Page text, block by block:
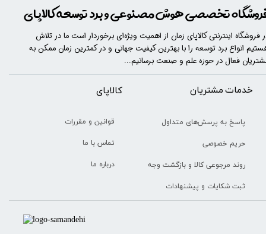
خدمات مشتریان
پاسخ به پرسش‌های متداول
حریم خصوصی
روند مرجوعی کالا و بازگشت وجه
ثبت شکایات و پیشنهادات
​​کالاپای
قوانین و مقررات
تماس با ما
درباره ما
تخصصی هوش مصنوعی و برد توسعه کالاپای
فروشگاه اینترنتی کالاپای زمان از اهمیت ویژه‌ای برخوردار است ما در تلاش
انواع برد توسعه را با​​​ بهترین کیفیت جهانی و در کمترین زمان ممکن به
فعال در حوزه علم و صنعت برسانیم...